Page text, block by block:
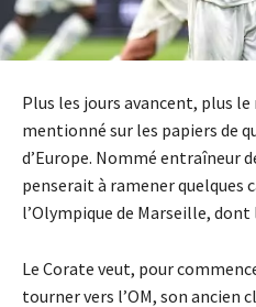
Plus les jours avancent, plus
mentionné sur les papiers de
d’Europe. Nommé entraîneur
penserait à ramener quelques
l’Olympique de Marseille,
Le Corate veut, pour
tourner vers l’OM, son ancien